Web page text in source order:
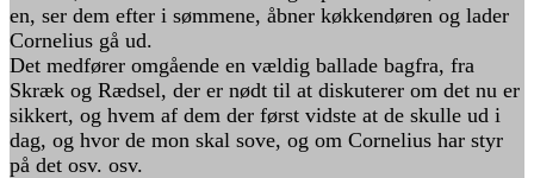
en, ser dem efter i sømmene, åbner køkkendøren og lader
Cornelius gå ud.
Det medfører omgående en vældig ballade bagfra, fra
Skræk og Rædsel, der er nødt til at diskuterer om det nu er
sikkert, og hvem af dem der først vidste at de skulle ud i
dag, og hvor de mon skal sove, og om Cornelius har styr
på det osv. osv.